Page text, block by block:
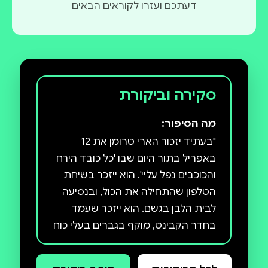
דעתכם ועזרו לקוראים הבאים
סקירה וביקורת
מה הסיפור:
"בעתיד יזכור הארי טרומן את 12
באפריל בתור היום שבו 'כל כובד הירח
והכוכבים נפל עליי'. הוא ייזכר בשיחת
הטלפון שהתחילה את הכול, ובנסיעה
לבית הלבן בגשם. הוא ייזכר שעמד
בחדר הקבינט, מוקף בגברים בעלי כוח